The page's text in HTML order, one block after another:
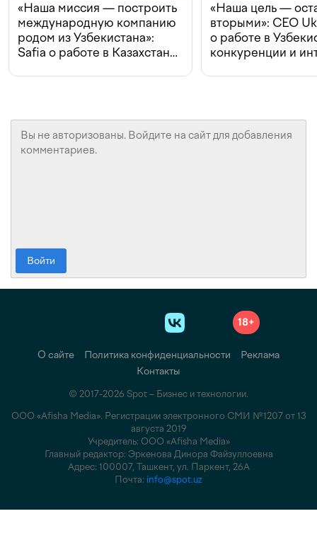
«Наша миссия — построить
международную компанию
родом из Узбекистана»:
Safia о работе в Казахстане,
«Наша цель —
вторыми»: CEO
о работе в
конкуренции и
Войти
18+
О сайте Политика конфиденциальности
Реклама
Контакты
© 2017-2026 Spot – Бизнес и технологии.
ООО «Afisha Media». Регистрации электронного СМИ №1207 от 13
августа 2019
Учредитель: ООО «Afisha Media»
Главный редактор: Эркенова Динора Файзуллоевна
Адрес: 100007, Ташкент, ул. Паркент, 26А
Почта: info@spot.uz